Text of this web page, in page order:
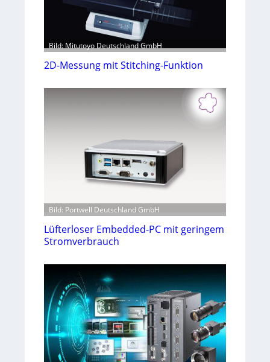
Bild: Mitutoyo Deutschland GmbH
2D-Messung mit Stitching-Funktion
Bild: Portwell Deutschland GmbH
Lüfterloser Embedded-PC mit geringem
Stromverbrauch